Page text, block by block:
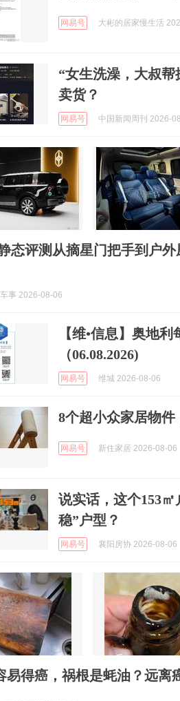
网易号 大彬的居家慢生活
“女生洗澡，大叔
卖货？
网易号 中国新闻周刊 2026-
态评测从摘星门把手到户
事 2026-08-06
【维•信息】奥地
（06.08.2026)
网易号 维城 2026-08-06
8个超小众家居物
网易号 新住家居 2026-08-06
说实话，这个153
稳”户型？
网易号 襄阳房协 2026-08-06
易得癌，祸根是蚝油？远离